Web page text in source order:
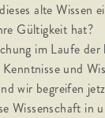
alte Wissen
Gültigkeit hat?
im Laufe
und
wir begreifen
Wissenschaft in